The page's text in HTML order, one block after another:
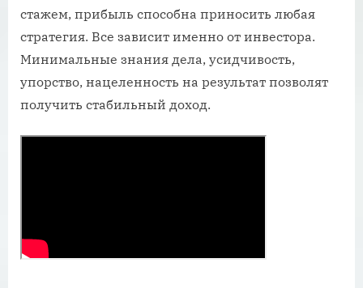
стажем, прибыль способна приносить любая
стратегия. Все зависит именно от инвестора.
Минимальные знания дела, усидчивость,
упорство, нацеленность на результат позволят
получить стабильный доход.